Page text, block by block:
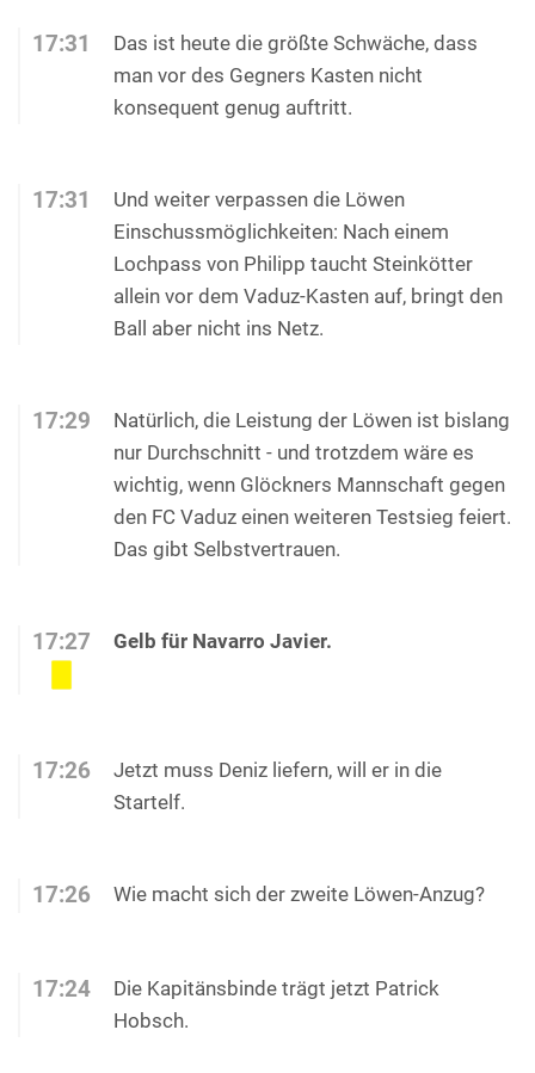
17:31
Das ist heute die größte Schwäche, dass
man vor des Gegners Kasten nicht
konsequent genug auftritt.
17:31
Und weiter verpassen die Löwen
Einschussmöglichkeiten: Nach einem
Lochpass von Philipp taucht Steinkötter
allein vor dem Vaduz-Kasten auf, bringt den
Ball aber nicht ins Netz.
17:29
Natürlich, die Leistung der Löwen ist bislang
nur Durchschnitt - und trotzdem wäre es
wichtig, wenn Glöckners Mannschaft gegen
den FC Vaduz einen weiteren Testsieg feiert.
Das gibt Selbstvertrauen.
17:27 Gelb für Navarro Javier.
17:26
Jetzt muss Deniz liefern, will er in die
Startelf.
17:26 Wie macht sich der zweite Löwen-Anzug?
17:24
Die Kapitänsbinde trägt jetzt Patrick
Hobsch.